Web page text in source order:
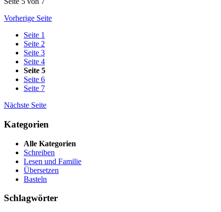
Vorherige Seite
Seite 1
Seite 2
Seite 3
Seite 4
Seite 5
Seite 6
Seite 7
Nächste Seite
Kategorien
Alle Kategorien
Schreiben
Lesen und Familie
Übersetzen
Basteln
Schlagwörter